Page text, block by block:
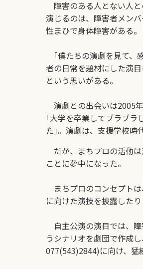
障害のある人とない人
演じるのは、障害者メン
性まひで身体障害がある。
｢僕たちの演劇を見て、
者の日常を題材にした演
という思いがある。
演劇との出会いは2005
｢大学を卒業してブラブラ
た｣。演劇は、支援学校時
だが、まちプロの活動
ことに夢中になった。
まちプロのコンセプト
に向けた演技を披露したり
自主公演の演目では、
うシナリオを劇団で作成
077(543)2844)に向け、猛